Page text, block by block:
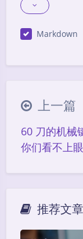
Markdown
|´・ω・)ノ
∠( ᐛ 」∠)＿
୧(๑•̀⌄•́๑)૭
(´இ皿இ｀)
Σ(っ °Д °;)っ
╮(╯▽╰)╭
上一篇
60 刀的机械
你们看不上眼
推荐文章